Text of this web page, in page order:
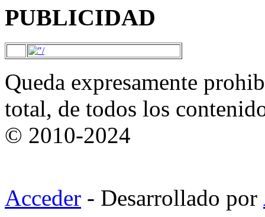
PUBLICIDAD
Queda expresamente
total, de todos los
© 2010-2024
Acceder - Desarrollado por